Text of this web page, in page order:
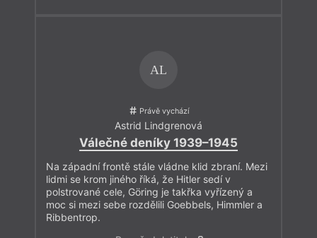
AL
Právě vychází
Astrid Lindgrenová
Válečné deníky 1939–1945
Na západní frontě stále vládne klid zbraní. Mezi
lidmi se krom jiného říká, že Hitler sedí v
polstrované cele, Göring je takřka vyřízený a
moc si mezi sebe rozdělili Goebbels, Himmler a
Ribbentrop.